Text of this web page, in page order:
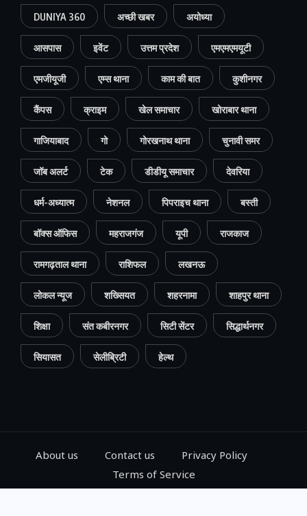
DUNIYA 360 अच्छी खबर अयोध्या
आसपास इवेंट उत्तम प्रदेश एमएमएमयूटी
एमजीयूजी एम्स थाना काम की बात कुशीनगर
कैंपस क्राइम खेल समाचार खोराबार थाना
गाजियाबाद गो गोरखनाथ थाना चुनावी समर
जॉब अलर्ट टेक डीडीयू समाचार देवरिया
धर्म-अध्यात्म नेशनल पिपराइच थाना बस्ती
बॉक्स ऑफिस महराजगंज यूपी राजकाज
रामगढ़ताल थाना राशिफल लखनऊ
लोकल न्यूज शख्सियत शहरनामा शाहपुर थाना
शिक्षा संत कबीरनगर सिटी सेंटर सिद्धार्थनगर
सियासत सेलीब्रिटी हेल्थ
About us Contact us
Privacy Policy
Terms of Service